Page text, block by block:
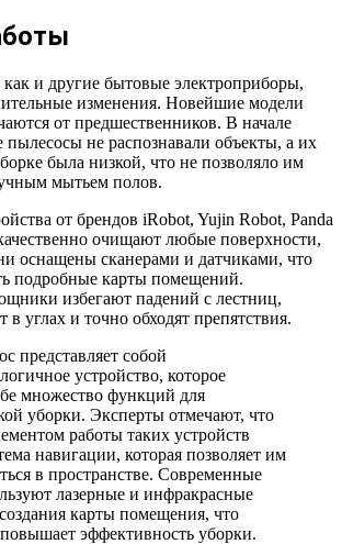
и другие бытовые электроприборы,
изменения. Новейшие модели
от предшественников. В начале
не распознавали объекты, а их
была низкой, что не позволяло им
мытьем полов.
от брендов iRobot, Yujin Robot, Panda
очищают любые поверхности,
оснащены сканерами и датчиками, что
подробные карты помещений.
избегают падений с лестниц,
углах и точно обходят препятствия.
представляет собой
устройство, которое
множество функций для
уборки. Эксперты отмечают, что
работы таких устройств
навигации, которая позволяет им
в пространстве. Современные
лазерные и инфракрасные
карты помещения, что
эффективность уборки.